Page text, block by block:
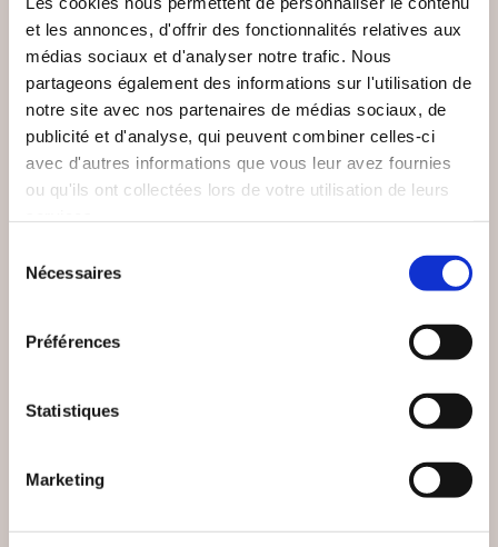
et les annonces, d'offrir des fonctionnalités relatives aux
médias sociaux et d'analyser notre trafic. Nous
partageons également des informations sur l'utilisation de
notre site avec nos partenaires de médias sociaux, de
publicité et d'analyse, qui peuvent combiner celles-ci
avec d'autres informations que vous leur avez fournies
ou qu'ils ont collectées lors de votre utilisation de leurs
Nécessaires
Préférences
Statistiques
Marketing
Pierre Hillard
LOUBAVITCH
Meilleure
Youssef Hindi
UNIS CONTRE
L'EUROPE